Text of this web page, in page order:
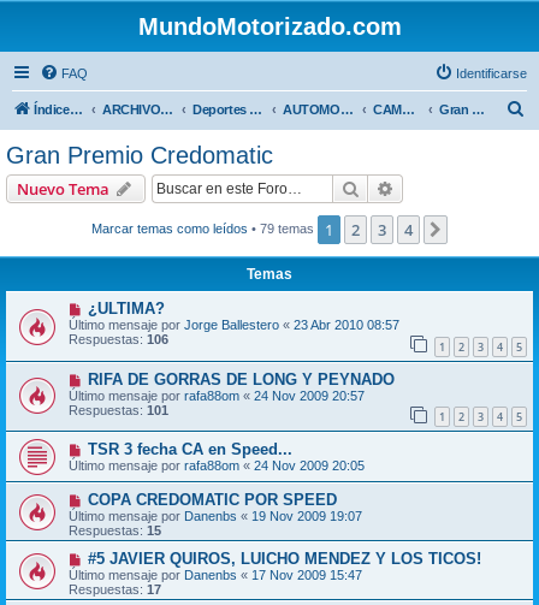
MundoMotorizado.com
FAQ Identificarse
Índice general ARCHIVO HASTA 2018 Deportes Internacionales AUTOMOVILISMO DE CENTROAMERICA CAMPEONATO CENTROAMERICANO 2009 Gran Premio Credomatic
Gran Premio Credomatic
Nuevo Tema Buscar
Marcar temas como leídos • 79 temas 1 2 3 4
Temas
¿ULTIMA?
Último mensaje por Jorge Ballestero « 23 Abr 2010 08:57
Respuestas: 106 1 2 3 4 5
RIFA DE GORRAS DE LONG Y PEYNADO
Último mensaje por rafa88om « 24 Nov 2009 20:57
Respuestas: 101 1 2 3 4 5
TSR 3 fecha CA en Speed...
Último mensaje por rafa88om « 24 Nov 2009 20:05
COPA CREDOMATIC POR SPEED
Último mensaje por Danenbs « 19 Nov 2009 19:07
Respuestas: 15
#5 JAVIER QUIROS, LUICHO MENDEZ Y LOS TICOS!
Último mensaje por Danenbs « 17 Nov 2009 15:47
Respuestas: 17